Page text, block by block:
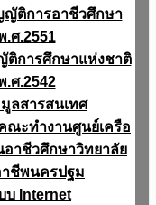
ติการอาชีวศึกษา
.ศ.2551
การศึกษาแห่งชาติ
.ศ.2542
ลสารสนเทศ
ณะทำงานศูนย์เครือ
อาชีวศึกษาวิทยาลัย
าชีพนครปฐม
บ Internet